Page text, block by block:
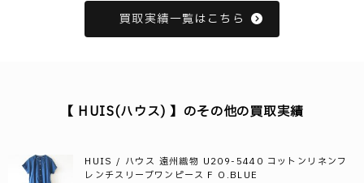
買取実績一覧はこちら
【 HUIS(ハウス) 】のその他の買取実績
HUIS / ハウス 遠州織物 U209-5440 コットンリネンフ
レンチスリーブワンピース F O.BLUE